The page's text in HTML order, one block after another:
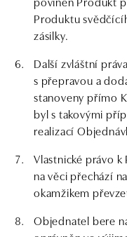
Produktu
zásilky.
Další zvláštní
s přepravou a
stanoveny přímo
byl s takovými
realizací
Vlastnické právo
na věci přechází
okamžikem
Objednatel bere